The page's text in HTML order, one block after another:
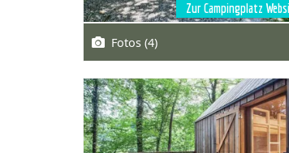
Zur Campingplatz
Fotos (4)